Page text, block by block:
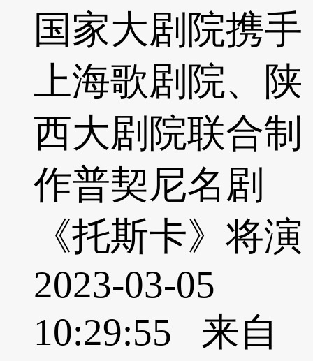
国家大剧院携手
上海歌剧院、陕
西大剧院联合制
作普契尼名剧
《托斯卡》将演
2023-03-05
10:29:55 来自